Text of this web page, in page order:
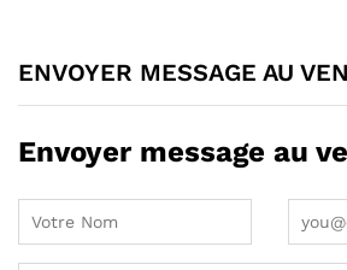
ENVOYER MESSAGE AU
Envoyer message au